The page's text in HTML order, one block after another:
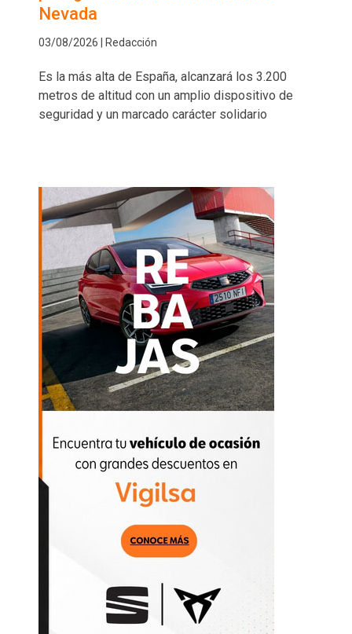
Nevada
03/08/2026 | Redacción
Es la más alta de España, alcanzará los 3.200
metros de altitud con un amplio dispositivo de
seguridad y un marcado carácter solidario